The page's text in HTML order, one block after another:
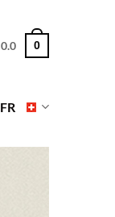
0.0 0
FR